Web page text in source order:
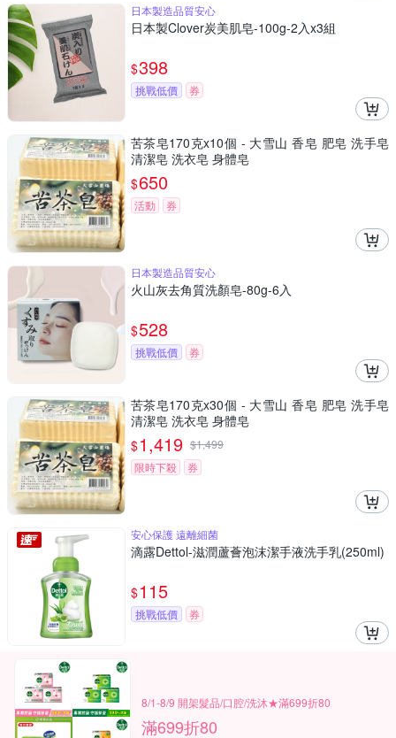
日本製造品質安心
日本製Clover炭美肌皂-100g-2入x3組
$398
挑戰低價 券
苦茶皂170克x10個 - 大雪山 香皂 肥皂 洗手皂
清潔皂 洗衣皂 身體皂
$650
活動 券
日本製造品質安心
火山灰去角質洗顏皂-80g-6入
$528
挑戰低價 券
苦茶皂170克x30個 - 大雪山 香皂 肥皂 洗手皂
清潔皂 洗衣皂 身體皂
$1,419 $1,499
限時下殺
券
安心保護 遠離細菌
滴露Dettol-滋潤蘆薈泡沫潔手液洗手乳(250ml)
$115
挑戰低價 券
8/1-8/9 開架髮品/口腔/洗沐★滿699折80
滿699折80